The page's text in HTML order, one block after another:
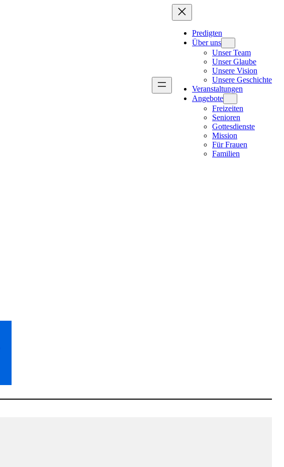
Predigten
Über uns
Unser Team
Unser Glaube
Unsere Vision
Unsere Geschichte
Veranstaltungen
Angebote
Freizeiten
Senioren
Gottesdienste
Mission
Für Frauen
Familien